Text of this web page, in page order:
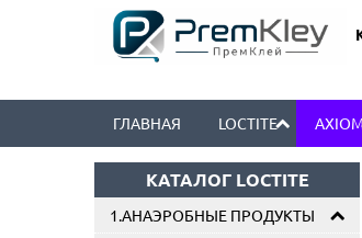
ГЛАВНАЯ LOCTITE
КАТАЛОГ LOCTITE
1.АНАЭРОБНЫЕ ПРОДУКТЫ